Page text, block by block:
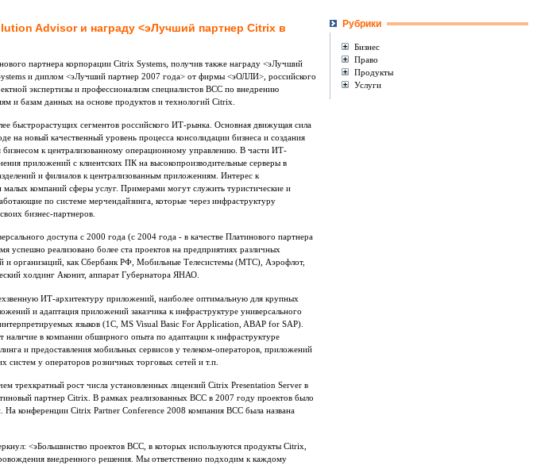
Advisor и награду <эЛучший партнер Citrix в
партнера корпорации Citrix Systems, получив также награду <эЛучший
и диплом <эЛучший партнер 2007 года> от фирмы <эОЛЛИ>, российского
экспертизы и профессионализм специалистов BCC по внедрению
и базам данных на основе продуктов и технологий Citrix.
быстрорастущих сегментов российского ИТ-рынка. Основная движущая сила
на новый качественный уровень процесса консолидации бизнеса и создания
к централизованному операционному управлению. В части ИТ-
приложений с клиентских ПК на высокопроизводительные серверы в
и филиалов к централизованным приложениям. Интерес к
компаний сферы услуг. Примерами могут служить туристические и
по системе мерчендайзинга, которые через инфраструктуру
бизнес-партнеров.
доступа с 2000 года (с 2004 года - в качестве Платинового партнера
реализовано более ста проектов на предприятиях различных
и организаций, как Сбербанк РФ, Мобильные Телесистемы (МТС), Аэрофлот,
холдинг Аконит, аппарат Губернатора ЯНАО.
ИТ-архитектуру приложений, наиболее оптимальную для крупных
и адаптация приложений заказчика к инфраструктуре универсального
языков (1С, MS Visual Basic For Application, ABAP for SAP).
в компании обширного опыта по адаптации к инфраструктуре
и предоставления мобильных сервисов у телеком-операторов, приложений
систем у операторов розничных торговых сетей и т.п.
трехкратный рост числа установленных лицензий Citrix Presentation Server в
партнер Citrix. В рамках реализованных ВСС в 2007 году проектов было
На конференции Citrix Partner Conference 2008 компания ВСС была названа
<эБольшинство проектов BCC, в которых используются продукты Citrix,
внедренного решения. Мы ответственно подходим к каждому
Рубрики
Бизнес
Право
Продукты
Услуги